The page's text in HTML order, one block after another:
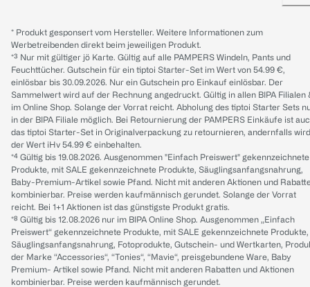
* Produkt gesponsert vom Hersteller. Weitere Informationen zum
Werbetreibenden direkt beim jeweiligen Produkt.
*³ Nur mit gültiger jö Karte. Gültig auf alle PAMPERS Windeln, Pants und
Feuchttücher. Gutschein für ein tiptoi Starter-Set im Wert von 54.99 €,
einlösbar bis 30.09.2026. Nur ein Gutschein pro Einkauf einlösbar. Der
Sammelwert wird auf der Rechnung angedruckt. Gültig in allen BIPA Filialen
im Online Shop. Solange der Vorrat reicht. Abholung des tiptoi Starter Sets
in der BIPA Filiale möglich. Bei Retournierung der PAMPERS Einkäufe ist
das tiptoi Starter-Set in Originalverpackung zu retournieren, andernfalls wird
der Wert iHv 54.99 € einbehalten.
*⁴ Gültig bis 19.08.2026. Ausgenommen "Einfach Preiswert" gekennzeichnete
Produkte, mit SALE gekennzeichnete Produkte, Säuglingsanfangsnahrung,
Baby-Premium-Artikel sowie Pfand. Nicht mit anderen Aktionen und
kombinierbar. Preise werden kaufmännisch gerundet. Solange der Vorrat
reicht. Bei 1+1 Aktionen ist das günstigste Produkt gratis.
*⁸ Gültig bis 12.08.2026 nur im BIPA Online Shop. Ausgenommen „Einfach
Preiswert“ gekennzeichnete Produkte, mit SALE gekennzeichnete Produkte,
Säuglingsanfangsnahrung, Fotoprodukte, Gutschein- und Wertkarten,
der Marke “Accessories“, “Tonies“, “Mavie“, preisgebundene Ware, Baby
Premium- Artikel sowie Pfand. Nicht mit anderen Rabatten und Aktionen
kombinierbar. Preise werden kaufmännisch gerundet.